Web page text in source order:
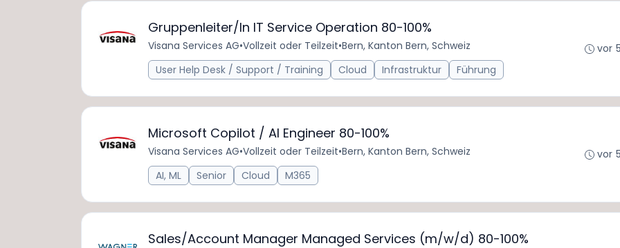
Gruppenleiter/In IT Service Operation 80-100%
Visana Services AG•Vollzeit oder Teilzeit•Bern, Kanton Bern, Schweiz
User Help Desk / Support / Training
Cloud Infrastruktur Führung
vor
Microsoft Copilot / AI Engineer 80-100%
Visana Services AG•Vollzeit oder Teilzeit•Bern, Kanton Bern, Schweiz
AI, ML
Senior Cloud M365
vor
Sales/Account Manager Managed Services (m/w/d) 80-100%